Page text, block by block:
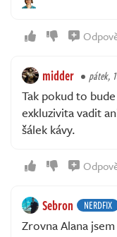
midder pátek,
Tak pokud to
exkluzivita vadit
šálek kávy.
Sebron NERDFIX
Zrovna Alana